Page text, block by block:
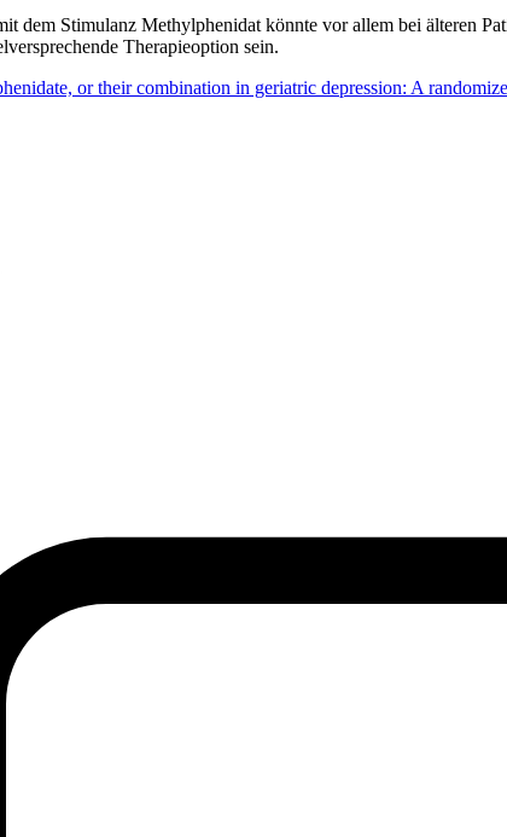
dem Stimulanz Methylphenidat könnte vor allem bei älteren
Therapieoption sein.
or their combination in geriatric depression: A